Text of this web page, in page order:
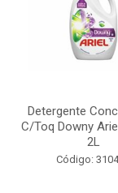
Detergente
C/Toq Downy
2L
Código: